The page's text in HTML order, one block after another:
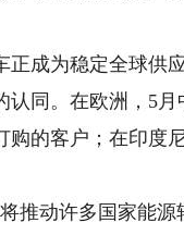
成为稳定全球供
同。在欧洲，5
的客户；在印度
动许多国家能源